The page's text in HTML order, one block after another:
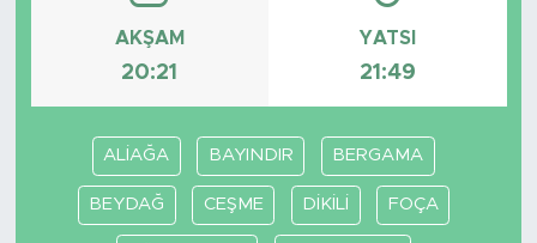
AKŞAM
20:21
YATSI
21:49
ALİAĞA BAYINDIR BERGAMA
BEYDAĞ CEŞME DİKİLİ FOÇA